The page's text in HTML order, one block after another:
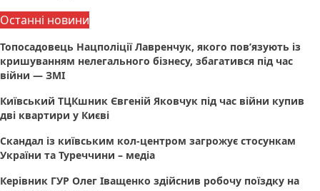
Останні новини
Топосадовець Нацполіції Лавренчук, якого пов’язують із
кришуванням нелегального бізнесу, збагатився під час
війни — ЗМІ
Київський ТЦКшник Євгеній Яковчук під час війни купив
дві квартири у Києві
Скандал із київським кол-центром загрожує стосункам
України та Туреччини – медіа
Керівник ГУР Олег Іващенко здійснив робочу поїздку на